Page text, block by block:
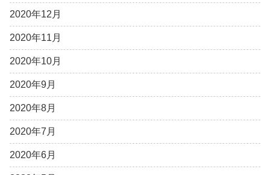
2020年12月
2020年11月
2020年10月
2020年9月
2020年8月
2020年7月
2020年6月